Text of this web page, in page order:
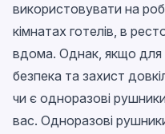
використовувати на
кімнатах готелів, в
вдома. Однак, якщо для
безпека та захист
чи є одноразові
вас. Одноразові